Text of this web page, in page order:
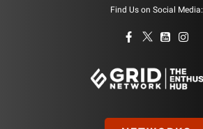
Find Us on Social Media: